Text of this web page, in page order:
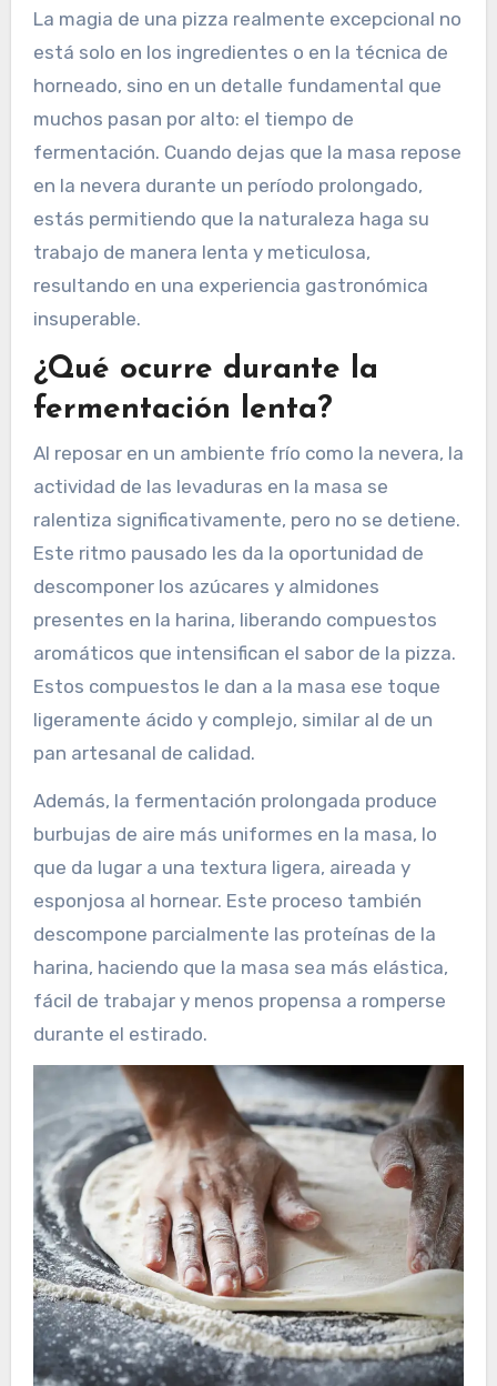
La magia de una pizza realmente excepcional no
está solo en los ingredientes o en la técnica de
horneado, sino en un detalle fundamental que
muchos pasan por alto: el tiempo de
fermentación. Cuando dejas que la masa repose
en la nevera durante un período prolongado,
estás permitiendo que la naturaleza haga su
trabajo de manera lenta y meticulosa,
resultando en una experiencia gastronómica
insuperable.
¿Qué ocurre durante la
fermentación lenta?
Al reposar en un ambiente frío como la nevera, la
actividad de las levaduras en la masa se
ralentiza significativamente, pero no se detiene.
Este ritmo pausado les da la oportunidad de
descomponer los azúcares y almidones
presentes en la harina, liberando compuestos
aromáticos que intensifican el sabor de la pizza.
Estos compuestos le dan a la masa ese toque
ligeramente ácido y complejo, similar al de un
pan artesanal de calidad.
Además, la fermentación prolongada produce
burbujas de aire más uniformes en la masa, lo
que da lugar a una textura ligera, aireada y
esponjosa al hornear. Este proceso también
descompone parcialmente las proteínas de la
harina, haciendo que la masa sea más elástica,
fácil de trabajar y menos propensa a romperse
durante el estirado.